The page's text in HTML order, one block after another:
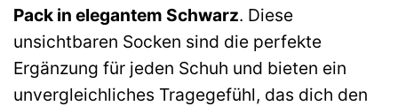
Pack in elegantem Schwarz. Diese
unsichtbaren Socken sind die perfekte
Ergänzung für jeden Schuh und bieten ein
unvergleichliches Tragegefühl, das dich den